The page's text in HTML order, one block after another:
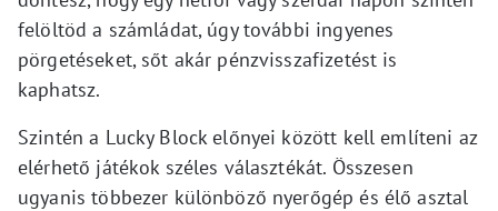
felöltöd a számládat, úgy további ingyenes
pörgetéseket, sőt akár pénzvisszafizetést is
kaphatsz.
Szintén a Lucky Block előnyei között kell említeni az
elérhető játékok széles választékát. Összesen
ugyanis többezer különböző nyerőgép és élő asztal